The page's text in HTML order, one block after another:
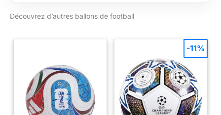
du ballon.
absorption d'eau
réduite
Découvrez d’autres ballons de football
-11%